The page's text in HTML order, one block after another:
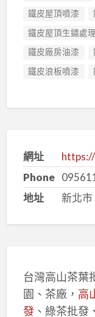
鐵皮屋頂噴漆
鐵皮屋頂生鏽處理
鐵皮廠房油漆
鐵皮浪板噴漆
網址
Phone
地址
新北市
台灣高山茶葉
園、茶廠， 高
發、綠茶批發